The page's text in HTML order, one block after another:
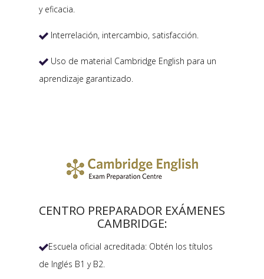
y eficacia.
 Interrelación, intercambio, satisfacción.
 Uso de material Cambridge English para un
aprendizaje garantizado.
CENTRO PREPARADOR EXÁMENES
CAMBRIDGE:
Escuela oficial acreditada: Obtén los títulos
de Inglés B1 y B2.